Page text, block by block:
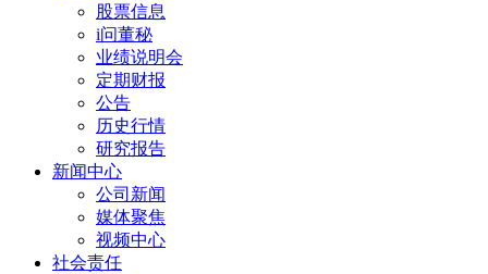
股票信息
i问董秘
业绩说明会
定期财报
公告
历史行情
研究报告
新闻中心
公司新闻
媒体聚焦
视频中心
社会责任